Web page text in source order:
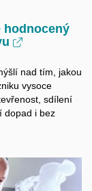
hodnocený
nad tím, jakou
vysoce
sdílení
dopad i bez